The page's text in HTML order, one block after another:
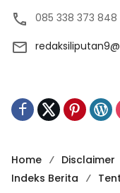
085 338 373 848
Home Disclaimer
Indeks Berita